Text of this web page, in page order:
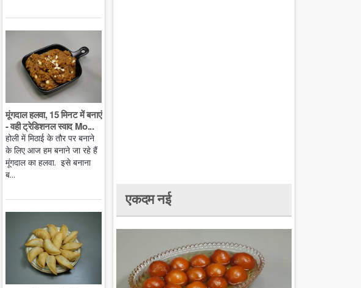
मूंगदाल हलवा, 15 मिनट में बनाएं
- वही ट्रेडिशनल स्वाद Mo...
होली में मिठाई के तौर पर बनाने
के लिए आज हम बनाने जा रहे हैं
मूंगदाल का हलवा. इसे बनाना
ब...
एकदम नई